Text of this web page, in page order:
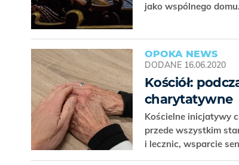
jako wspólnego domu.
OPOKA NEWS
DODANE 16.06.2020
Kościół:
charytatywne
Kościelne inicjatywy
przede wszystkim
i lecznic, wsparcie